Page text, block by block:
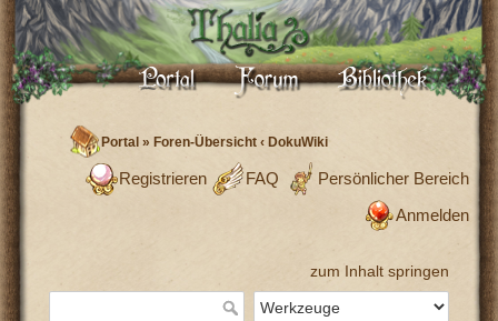
Portal »Foren-Übersicht ‹ DokuWiki
Persönlicher Bereich
FAQ
Registrieren
Anmelden